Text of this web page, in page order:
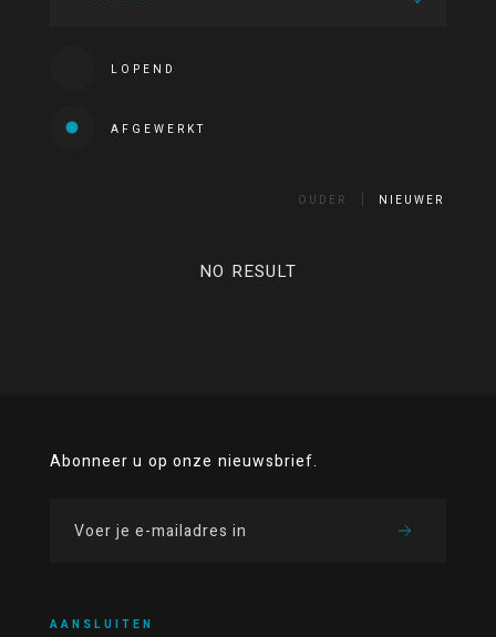
LOPEND
AFGEWERKT
OUDER NIEUWER
NO RESULT
Abonneer u op onze nieuwsbrief.
AANSLUITEN